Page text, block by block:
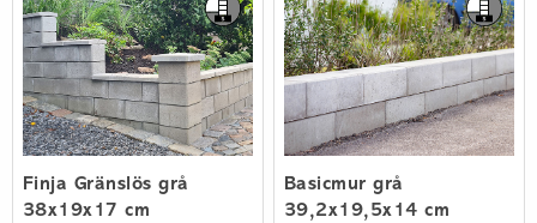
Finja Gränslös grå
38x19x17 cm
Basicmur grå
39,2x19,5x14 cm